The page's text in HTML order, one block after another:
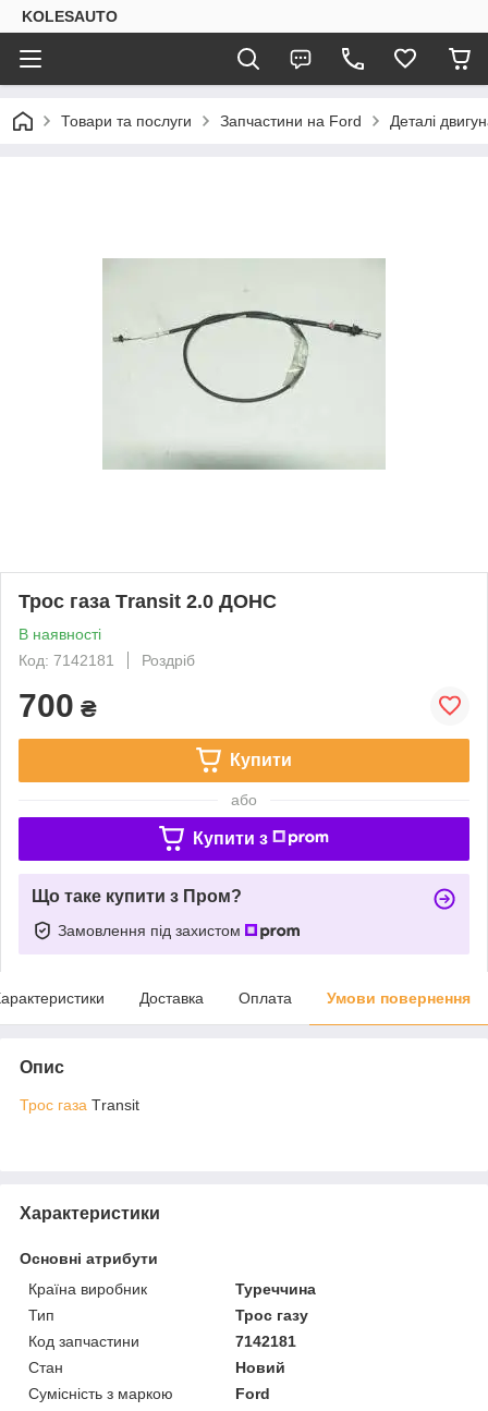
KOLESAUTO
Товари та послуги Запчастини на Ford Деталі
Трос газа Тransit 2.0 ДОНС
В наявності
Код: 7142181
Роздріб
700 ₴
Купити
або
Купити з
Що таке купити з Пром?
Замовлення під захистом
Доставка Оплата Умови повернення
Опис
Трос газа Тransit
Характеристики
Основні атрибути
Країна виробник
Туреччина
Тип
Трос газу
Код запчастини
7142181
Стан
Новий
Сумісність з маркою
Ford